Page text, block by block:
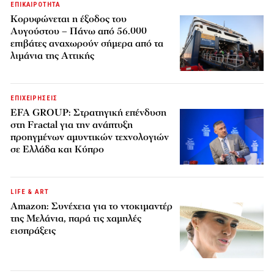
ΕΠΙΚΑΙΡΟΤΗΤΑ
Κορυφώνεται η έξοδος του
Αυγούστου – Πάνω από 56.000
επιβάτες αναχωρούν σήμερα από τα
λιμάνια της Αττικής
ΕΠΙΧΕΙΡΗΣΕΙΣ
EFA GROUP: Στρατηγική επένδυση
στη Fractal για την ανάπτυξη
προηγμένων αμυντικών τεχνολογιών
σε Ελλάδα και Κύπρο
LIFE & ART
Amazon: Συνέχεια για το ντοκιμαντέρ
της Μελάνια, παρά τις χαμηλές
εισπράξεις